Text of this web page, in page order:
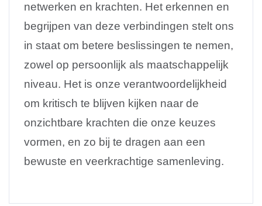
netwerken en krachten. Het erkennen en
begrijpen van deze verbindingen stelt ons
in staat om betere beslissingen te nemen,
zowel op persoonlijk als maatschappelijk
niveau. Het is onze verantwoordelijkheid
om kritisch te blijven kijken naar de
onzichtbare krachten die onze keuzes
vormen, en zo bij te dragen aan een
bewuste en veerkrachtige samenleving.